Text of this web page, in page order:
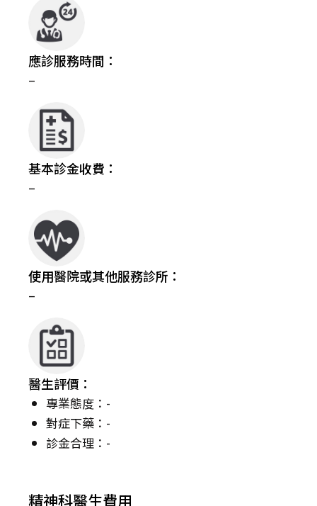
應診服務時間：
–
基本診金收費：
–
使用醫院或其他服務診所：
–
醫生評價：
專業態度：-
對症下藥：-
診金合理：-
精神科醫生費用